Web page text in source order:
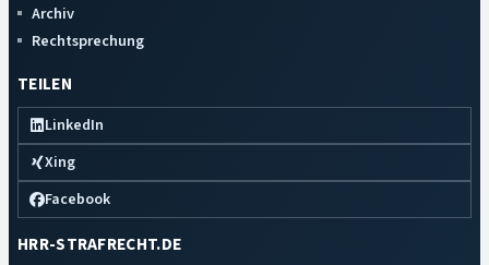
Archiv
Rechtsprechung
TEILEN
LinkedIn
Xing
Facebook
HRR-STRAFRECHT.DE